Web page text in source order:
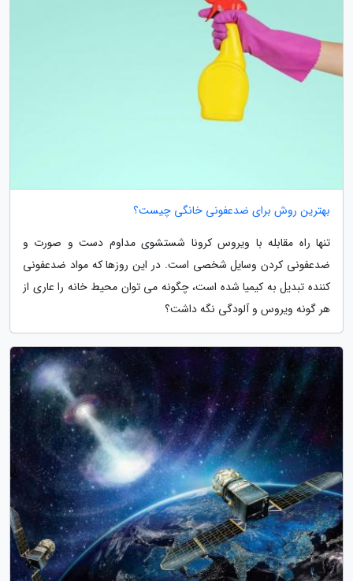
بهترین روش برای ضدعفونی خانگی چیست؟
تنها راه مقابله با ویروس کرونا شستشوی مداوم دست و صورت و
ضدعفونی کردن وسایل شخصی است. در این روزها که مواد ضدعفونی
کننده تبدیل به کیمیا شده است، چگونه می توان محیط خانه را عاری از
هر گونه ویروس و آلودگی نگه داشت؟